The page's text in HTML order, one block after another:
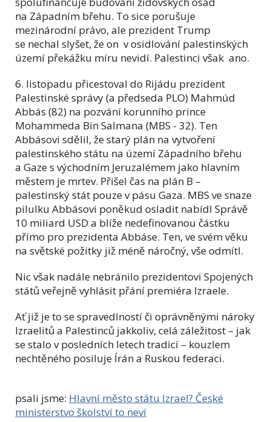
na Západním břehu. To sice porušuje
mezinárodní právo, ale prezident Trump
se nechal slyšet, že on v osidlování palestinských
území překážku míru nevidí. Palestinci však ano.
6. listopadu přicestoval do Rijádu prezident
Palestinské správy (a předseda PLO) Mahmúd
Abbás (82) na pozvání korunního prince
Mohammeda Bin Salmana (MBS - 32). Ten
Abbásovi sdělil, že starý plán na vytvoření
palestinského státu na území Západního břehu
a Gaze s východním Jeruzalémem jako hlavním
městem je mrtev. Přišel čas na plán B –
palestinský stát pouze v pásu Gaza. MBS ve snaze
pilulku Abbásovi poněkud osladit nabídl Správě
10 miliard USD a blíže nedefinovanou částku
přímo pro prezidenta Abbáse. Ten, ve svém věku
na světské požitky již méně náročný, vše odmítl.
Nic však nadále nebránilo prezidentovi Spojených
států veřejně vyhlásit přání premiéra Izraele.
Ať již je to se spravedlností či oprávněnými nároky
Izraelitů a Palestinců jakkoliv, celá záležitost – jak
se stalo v posledních letech tradicí – kouzlem
nechtěného posiluje Írán a Ruskou federaci.
psali jsme: Hlavní město státu Izrael? České
ministerstvo školství to neví